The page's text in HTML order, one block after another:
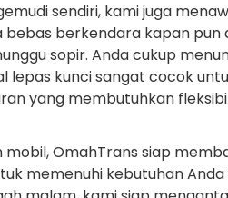
sendiri, kami juga
bebas berkendara kapan
sopir. Anda cukup
lepas kunci sangat cocok
yang membutuhkan
OmahTrans siap
memenuhi kebutuhan Anda